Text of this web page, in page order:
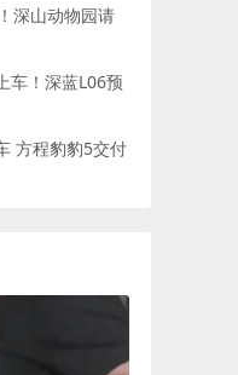
深山动物园请
车！深蓝L06预
方程豹豹5交付